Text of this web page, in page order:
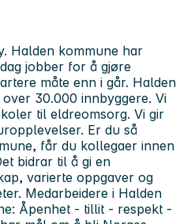
Halden kommune har
jobber for å gjøre
måte enn i går. Halden
30.000 innbyggere. Vi
til eldreomsorg. Vi gir
Er du så
får du kollegaer innen
bidrar til å gi en
varierte oppgaver og
Medarbeidere i Halden
Åpenhet - tillit - respekt -